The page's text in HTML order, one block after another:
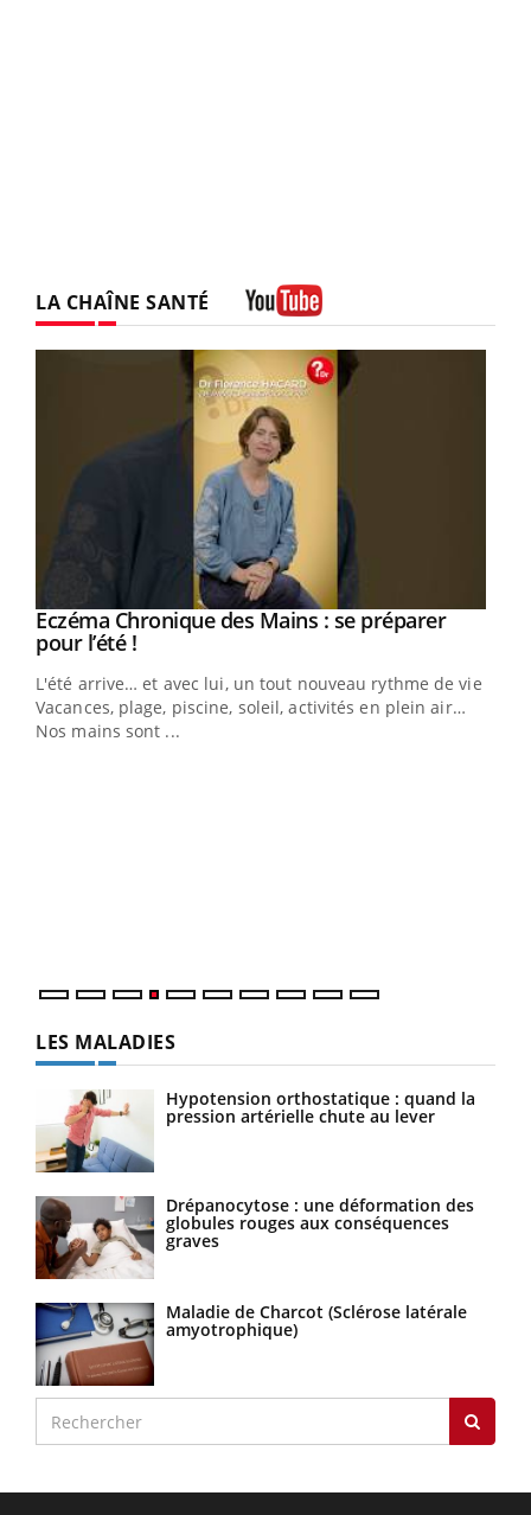
LA CHAÎNE SANTÉ
Youtube
Eczéma Chronique des Mains : se préparer
pour l’été !Youtube
L'été arrive… et avec lui, un tout nouveau rythme de vie !
Vacances, plage, piscine, soleil, activités en plein air…
Nos mains sont ...
LES MALADIES
Hypotension orthostatique : quand la
pression artérielle chute au lever
Drépanocytose : une déformation des
globules rouges aux conséquences
graves
Maladie de Charcot (Sclérose latérale
amyotrophique)